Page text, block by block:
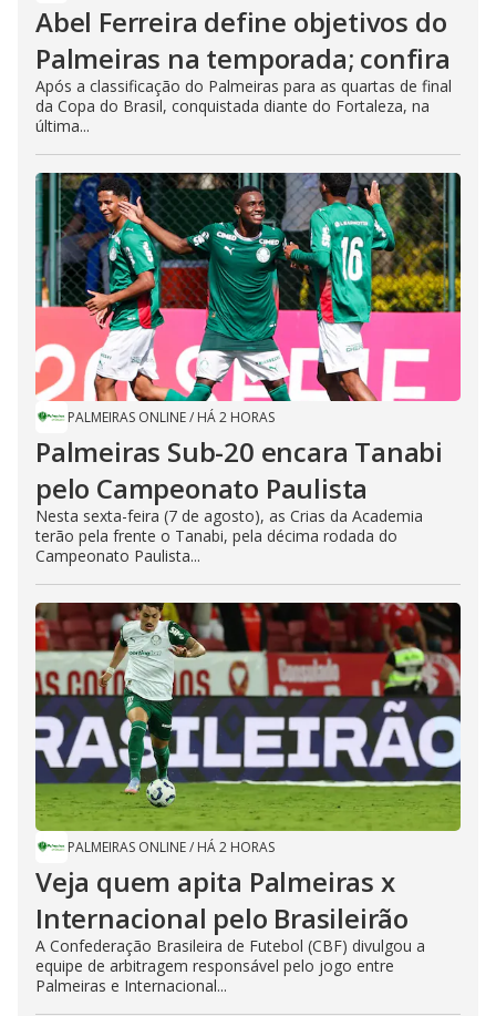
Abel Ferreira define objetivos do
Palmeiras na temporada; confira
Após a classificação do Palmeiras para as quartas de final
da Copa do Brasil, conquistada diante do Fortaleza, na
última...
PALMEIRAS ONLINE/ HÁ 2 HORAS
Palmeiras Sub-20 encara Tanabi
pelo Campeonato Paulista
Nesta sexta-feira (7 de agosto), as Crias da Academia
terão pela frente o Tanabi, pela décima rodada do
Campeonato Paulista...
PALMEIRAS ONLINE/ HÁ 2 HORAS
Veja quem apita Palmeiras x
Internacional pelo Brasileirão
A Confederação Brasileira de Futebol (CBF) divulgou a
equipe de arbitragem responsável pelo jogo entre
Palmeiras e Internacional...